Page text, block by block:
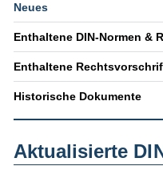
Neues
Enthaltene DIN-Normen &
Enthaltene
Historische Dokumente
Aktualisierte